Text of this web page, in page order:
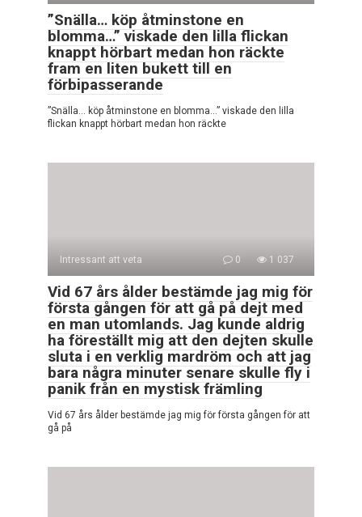
”Snälla… köp åtminstone en
blomma…” viskade den lilla flickan
knappt hörbart medan hon räckte
fram en liten bukett till en
förbipasserande
”Snälla… köp åtminstone en blomma…” viskade den lilla
flickan knappt hörbart medan hon räckte
Intressant att veta 0 1 037
Vid 67 års ålder bestämde jag mig för
första gången för att gå på dejt med
en man utomlands. Jag kunde aldrig
ha föreställt mig att den dejten skulle
sluta i en verklig mardröm och att jag
bara några minuter senare skulle fly i
panik från en mystisk främling
Vid 67 års ålder bestämde jag mig för första gången för att
gå på